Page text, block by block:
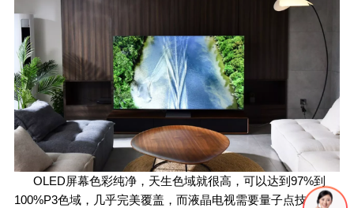
OLED屏幕色彩纯净，天生色域就很高，可以达到97%到
100%P3色域，几乎完美覆盖，而液晶电视需要量子点技术加